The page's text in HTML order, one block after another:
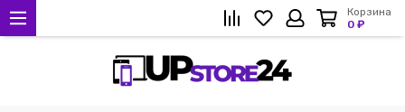
Корзина
0 ₽